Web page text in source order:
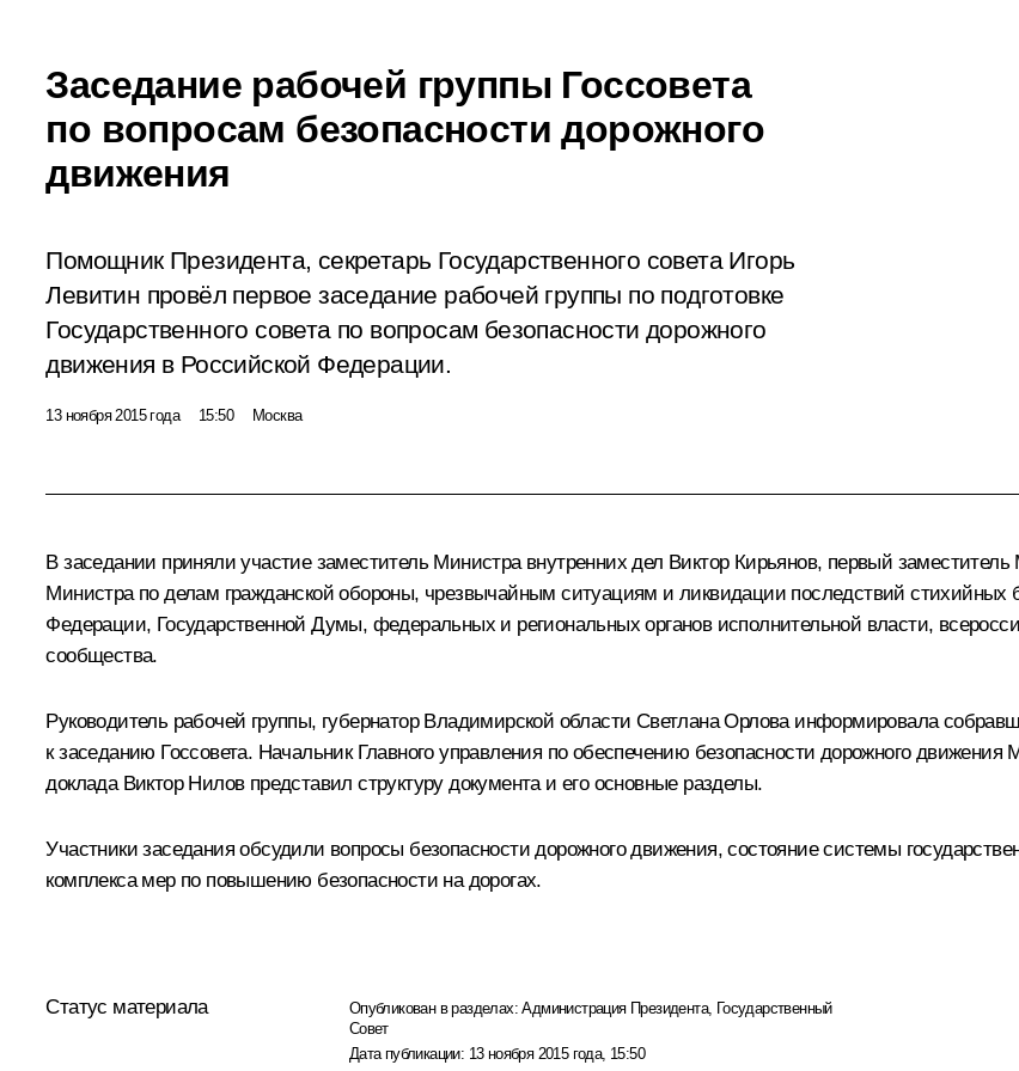
Заседание рабочей группы Госсовета
по вопросам безопасности дорожного
движения
Помощник Президента, секретарь Государственного совета Игорь
Левитин провёл первое заседание рабочей группы по подготовке
Государственного совета по вопросам безопасности дорожного
движения в Российской Федерации.
13 ноября 2015 года 15:50 Москва
В заседании приняли участие заместитель Министра внутренних дел Виктор Кирьянов, первый
Министра по делам гражданской обороны, чрезвычайным ситуациям и ликвидации последствий стихийных
Федерации, Государственной Думы, федеральных и региональных органов исполнительной власти,
сообщества.
Руководитель рабочей группы, губернатор Владимирской области Светлана Орловаинформировала
к заседанию Госсовета. Начальник Главного управления по обеспечению безопасности дорожного
доклада Виктор Нилов представил структуру документа и его основные разделы.
Участники заседания обсудили вопросы безопасности дорожного движения, состояние системы
комплекса мер по повышению безопасности на дорогах.
Статус материала Опубликован в разделах:Администрация Президента, Государственный
Совет
Дата публикации: 13 ноября 2015 года, 15:50